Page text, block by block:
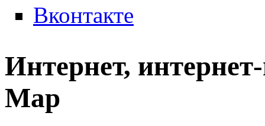
Вконтакте
Интернет,
Мар